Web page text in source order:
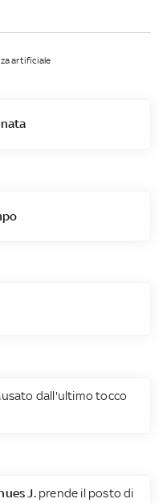
artificiale
dall'ultimo tocco
J.prende il posto di